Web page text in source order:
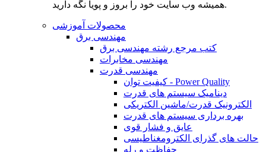
همیشه وب سایت خود را بروز و پویا نگه دارید.
محصولات آموزشی
مهندسی برق
کتب مرجع رشته مهندسی برق
مهندسی مخابرات
مهندسی قدرت
کیفیت توان - Power Quality
دینامیک سیستم های قدرت
الکترونیک قدرت/ماشین الکتریکی
بهره برداری سیستم های قدرت
عایق و فشار قوی
حالت های گذرای الکترومغناطیسی
حفاظت و رله